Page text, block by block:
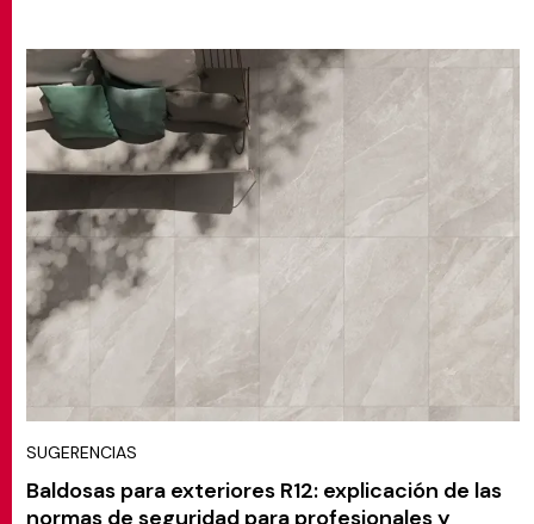
SUGERENCIAS
Baldosas para exteriores R12: explicación de las